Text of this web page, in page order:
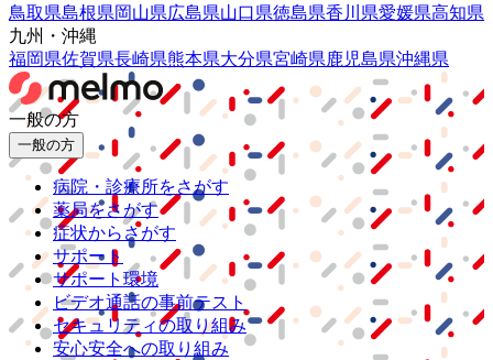
鳥取県島根県岡山県広島県山口県徳島県香川県愛媛県高知県
九州・沖縄
福岡県佐賀県長崎県熊本県大分県宮崎県鹿児島県沖縄県
一般の方
一般の方
病院・診療所をさがす
薬局をさがす
症状からさがす
サポート
サポート環境
ビデオ通話の事前テスト
セキュリティの取り組み
安心安全への取り組み